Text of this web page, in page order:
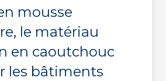
mousse
le matériau
en caoutchouc
les bâtiments